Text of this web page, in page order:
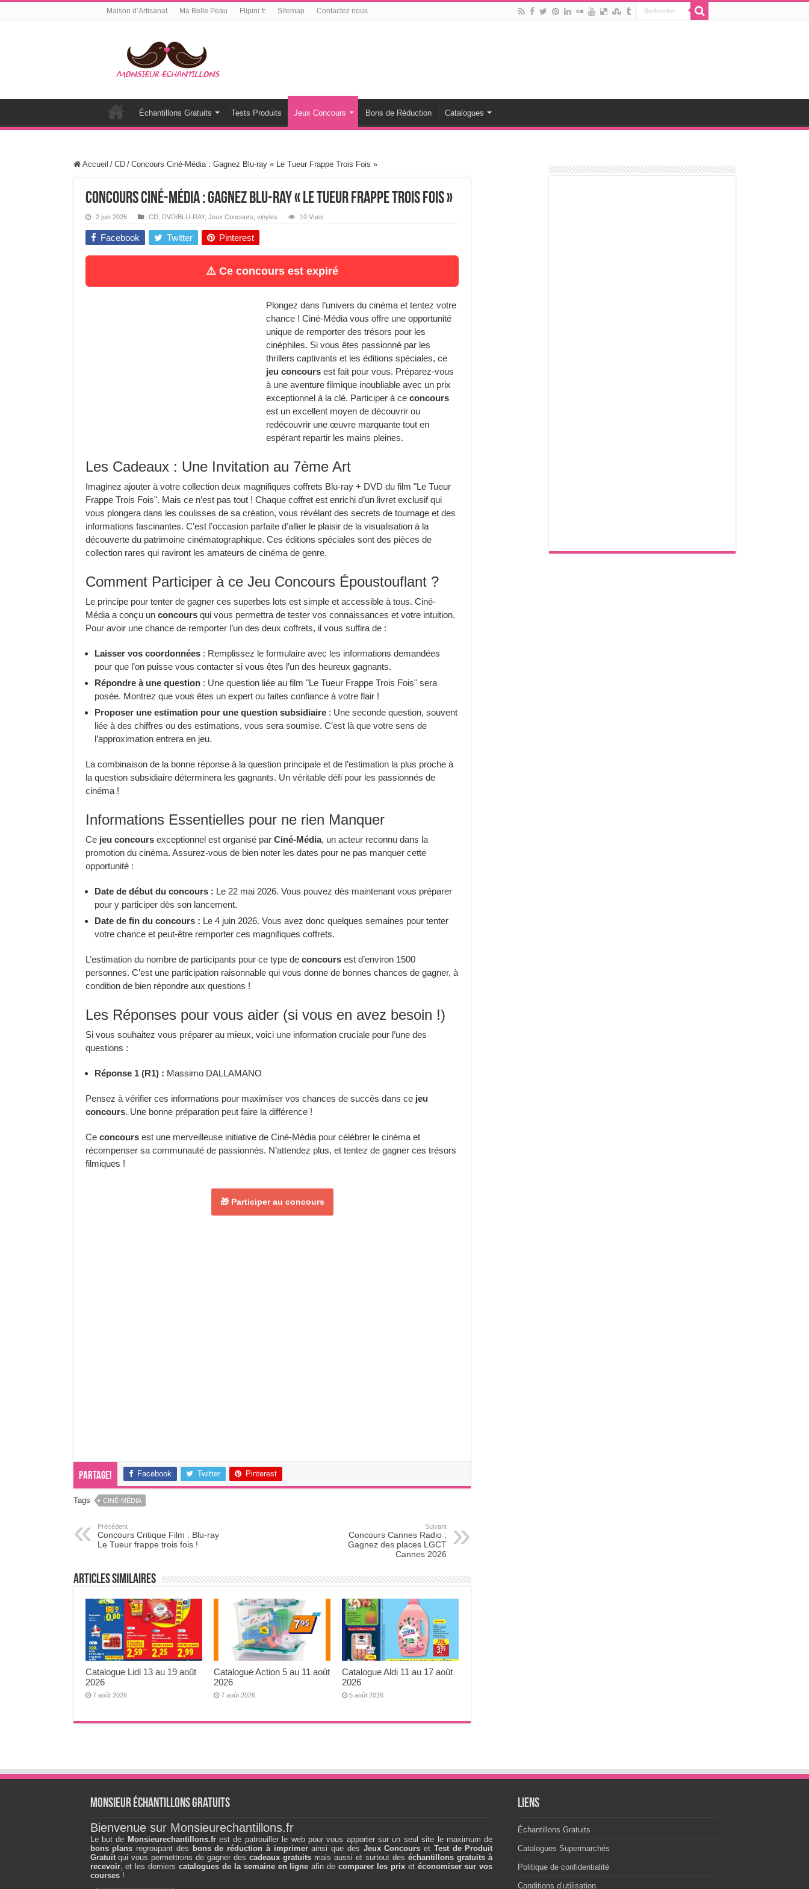
Maison d’Artisanat Ma Belle Peau Flipini.fr Sitemap Contactez nous
Échantillons Gratuits Tests Produits Jeux Concours Bons de Réduction Catalogues
Accueil / CD / Concours Ciné-Média : Gagnez Blu-ray « Le Tueur Frappe Trois Fois »
Concours Ciné-Média : Gagnez Blu-ray « Le Tueur Frappe Trois Fois »
2 juin 2026 CD DVD/BLU-RAY, Jeux Concours vinyles 10 Vues
Facebook Twitter Pinterest
⚠️ Ce concours est expiré
Plongez dans l’univers du cinéma et tentez votre
chance ! Ciné-Média vous offre une opportunité
unique de remporter des trésors pour les
cinéphiles. Si vous êtes passionné par les
thrillers captivants et les éditions spéciales, ce
jeu concours est fait pour vous. Préparez-vous
à une aventure filmique inoubliable avec un prix
exceptionnel à la clé. Participer à ce concours
est un excellent moyen de découvrir ou
redécouvrir une œuvre marquante tout en
espérant repartir les mains pleines.
Les Cadeaux : Une Invitation au 7ème Art
Imaginez ajouter à votre collection deux magnifiques coffrets Blu-ray + DVD du film "Le Tueur
Frappe Trois Fois". Mais ce n’est pas tout ! Chaque coffret est enrichi d’un livret exclusif qui
vous plongera dans les coulisses de sa création, vous révélant des secrets de tournage et des
informations fascinantes. C’est l’occasion parfaite d’allier le plaisir de la visualisation à la
découverte du patrimoine cinématographique. Ces éditions spéciales sont des pièces de
collection rares qui raviront les amateurs de cinéma de genre.
Comment Participer à ce Jeu Concours Époustouflant ?
Le principe pour tenter de gagner ces superbes lots est simple et accessible à tous. Ciné-
Média a conçu un concours qui vous permettra de tester vos connaissances et votre intuition.
Pour avoir une chance de remporter l’un des deux coffrets, il vous suffira de :
Laisser vos coordonnées : Remplissez le formulaire avec les informations demandées
pour que l’on puisse vous contacter si vous êtes l’un des heureux gagnants.
Répondre à une question : Une question liée au film "Le Tueur Frappe Trois Fois" sera
posée. Montrez que vous êtes un expert ou faites confiance à votre flair !
Proposer une estimation pour une question subsidiaire : Une seconde question, souvent
liée à des chiffres ou des estimations, vous sera soumise. C’est là que votre sens de
l’approximation entrera en jeu.
La combinaison de la bonne réponse à la question principale et de l’estimation la plus proche à
la question subsidiaire déterminera les gagnants. Un véritable défi pour les passionnés de
cinéma !
Informations Essentielles pour ne rien Manquer
Ce jeu concours exceptionnel est organisé par Ciné-Média, un acteur reconnu dans la
promotion du cinéma. Assurez-vous de bien noter les dates pour ne pas manquer cette
opportunité :
Date de début du concours : Le 22 mai 2026. Vous pouvez dès maintenant vous préparer
pour y participer dès son lancement.
Date de fin du concours : Le 4 juin 2026. Vous avez donc quelques semaines pour tenter
votre chance et peut-être remporter ces magnifiques coffrets.
L’estimation du nombre de participants pour ce type de concours est d’environ 1500
personnes. C’est une participation raisonnable qui vous donne de bonnes chances de gagner, à
condition de bien répondre aux questions !
Les Réponses pour vous aider (si vous en avez besoin !)
Si vous souhaitez vous préparer au mieux, voici une information cruciale pour l’une des
questions :
Réponse 1 (R1) : Massimo DALLAMANO
Pensez à vérifier ces informations pour maximiser vos chances de succès dans ce jeu
concours. Une bonne préparation peut faire la différence !
Ce concours est une merveilleuse initiative de Ciné-Média pour célébrer le cinéma et
récompenser sa communauté de passionnés. N’attendez plus, et tentez de gagner ces trésors
filmiques !
🎁 Participer au concours
Partage! Facebook Twitter Pinterest
Tags CINÉ-MÉDIA
Précédent
Concours Critique Film : Blu-ray
Le Tueur frappe trois fois !
Suivant
Concours Cannes Radio :
Gagnez des places LGCT
Cannes 2026
Articles Similaires
Catalogue Lidl 13 au 19 août
2026
7 août 2026
Catalogue Action 5 au 11 août
2026
7 août 2026
Catalogue Aldi 11 au 17 août
2026
5 août 2026
Monsieur échantillons Gratuits
Bienvenue sur Monsieurechantillons.fr
Le but de Monsieurechantillons.frest de patrouiller le web pour vous apporter sur un seul site le maximum de
bons plans regroupant des bons de réduction à imprimerainsi que des Jeux Concours et Test de Produit
Gratuitqui vous permettrons de gagner descadeaux gratuits mais aussi et surtout deséchantillons gratuits à
recevoir, et les dernierscatalogues de la semaine en ligne afin decomparer les prixet économiser sur vos
courses!
Liens
Échantillons Gratuits
Catalogues Supermarchés
Politique de confidentialité
Conditions d’utilisation